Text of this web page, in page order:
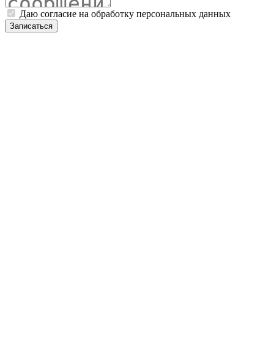
Даю согласие на обработку персональных данных
Записаться